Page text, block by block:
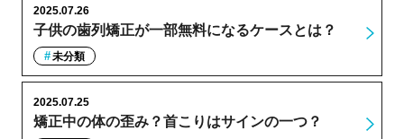
子供の歯列矯正が一部無料になるケースとは？
2025.07.26
未分類
矯正中の体の歪み？首こりはサインの一つ？
2025.07.25